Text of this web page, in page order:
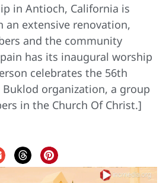
in Antioch, California is
an extensive renovation,
and the community
has its inaugural worship
celebrates the 56th
organization, a group
in the Church Of Christ.]